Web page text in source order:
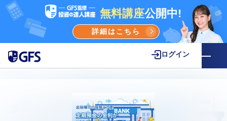
無料講座公開中!
詳細はこちら
ログイン